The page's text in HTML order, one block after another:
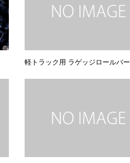
軽トラック用 ラゲッジロールバー